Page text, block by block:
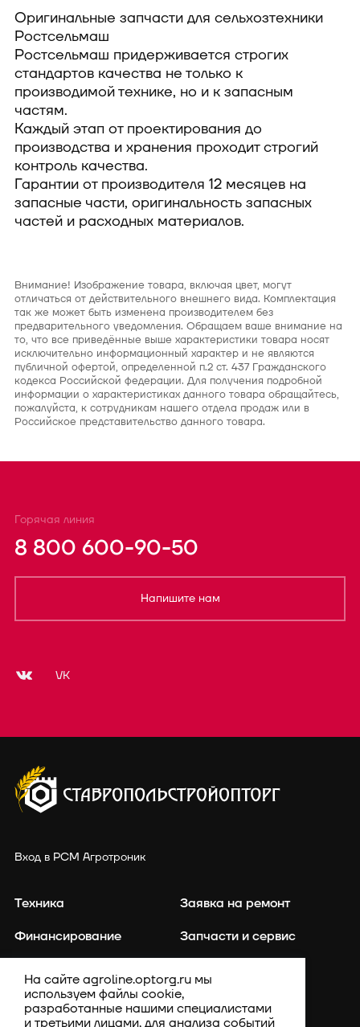
Оригинальные запчасти для сельхозтехники
Ростсельмаш
Ростсельмаш придерживается строгих
стандартов качества не только к
производимой технике, но и к запасным
частям.
Каждый этап от проектирования до
производства и хранения проходит строгий
контроль качества.
Гарантии от производителя 12 месяцев на
запасные части, оригинальность запасных
частей и расходных материалов.
Внимание! Изображение товара, включая цвет, могут
отличаться от действительного внешнего вида. Комплектация
так же может быть изменена производителем без
предварительного уведомления. Обращаем ваше внимание на
то, что все приведённые выше характеристики товара носят
исключительно информационный характер и не являются
публичной офертой, определенной п.2 ст. 437 Гражданского
кодекса Российской федерации. Для получения подробной
информации о характеристиках данного товара обращайтесь,
пожалуйста, к сотрудникам нашего отдела продаж или в
Российское представительство данного товара.
Горячая линия
8 800 600-90-50
Напишите нам
VK
Вход в РСМ Агротроник
Техника
Финансирование
Каталог запасных частей
Заявка на ремонт
Запчасти и сервис
Акции
На сайте agroline.optorg.ru мы
используем файлы cookie,
разработанные нашими специалистами
и третьими лицами, для анализа событий